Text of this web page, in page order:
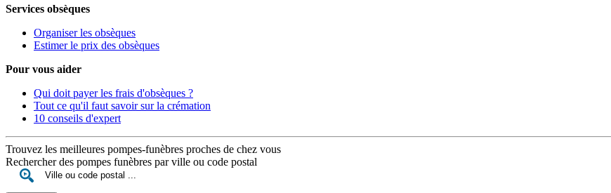
Services obsèques
Organiser les obsèques
Estimer le prix des obsèques
Pour vous aider
Qui doit payer les frais d'obsèques ?
Tout ce qu'il faut savoir sur la crémation
10 conseils d'expert
Trouvez les meilleures pompes-funèbres proches de chez vous
Rechercher des pompes funèbres par ville ou code postal